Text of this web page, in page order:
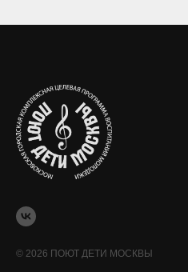
© 2026 ПОЮТ ДЕТИ МОСКВЫ